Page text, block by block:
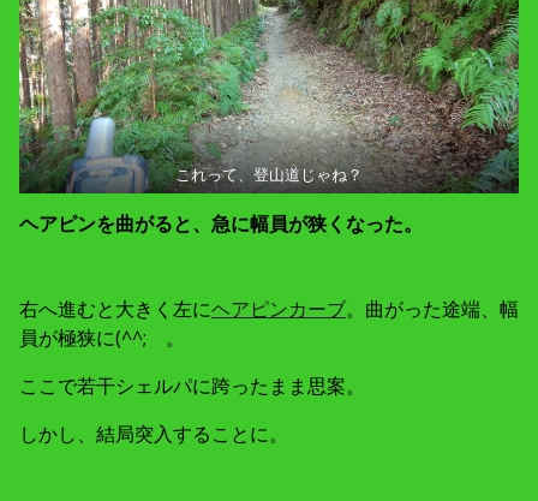
これって、登山道じゃね？
ヘアピンを曲がると、急に幅員が狭くなった。
右へ進むと大きく左にヘアピンカーブ。曲がった途端、幅
員が極狭に(^^; 。
ここで若干シェルパに跨ったまま思案。
しかし、結局突入することに。